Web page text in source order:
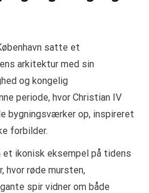
satte et
arkitektur med sin
og kongelig
periode, hvor Christian IV
bygningsværker op, inspireret
forbilder.
ikonisk eksempel på tidens
hvor røde mursten,
spir vidner om både